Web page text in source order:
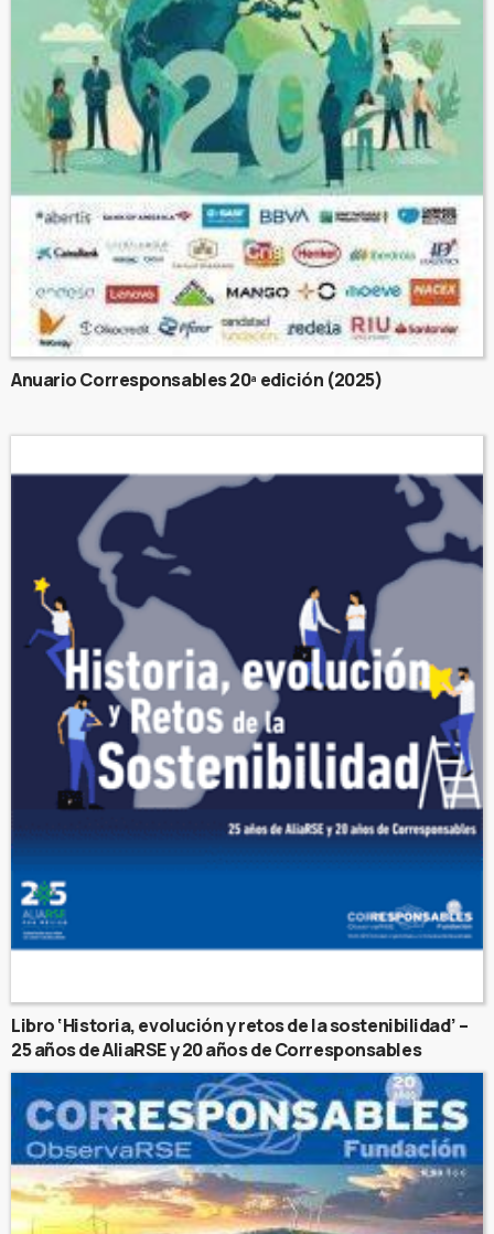
Anuario Corresponsables 20ª edición (2025)
Libro ‘Historia, evolución y retos de la sostenibilidad’ –
25 años de AliaRSE y 20 años de Corresponsables